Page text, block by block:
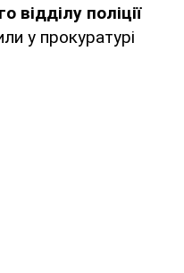
відділу поліції
у прокуратурі